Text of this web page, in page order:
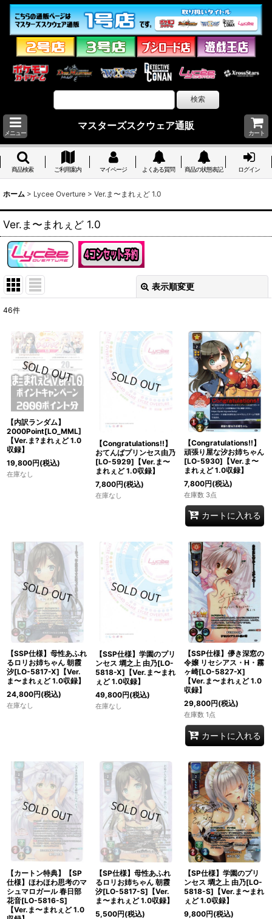
メニュー
マスターズスクウェア通販
カート
商品検索 ご利用案内 マイページ よくある質問 商品の状態表記 ログイン
ホーム > Lycee Overture > Ver.ま〜まれぇど 1.0
Ver.ま〜まれぇど 1.0
表示順変更
在庫あり
並び順:
絞り込む
46件
【内訳ランダム】
2000Point[LO_MML]
【Ver.ま?まれぇど 1.0
収録】
19,800円(税込)
在庫なし
【Congratulations!!】
おてんばプリンセス由乃
[LO-5929]【Ver.ま〜
まれぇど 1.0収録】
7,800円(税込)
在庫なし
【Congratulations!!】
頑張り屋な汐お姉ちゃん
[LO-5930]【Ver.ま〜
まれぇど 1.0収録】
7,800円(税込)
在庫数 3点
カートに入れる
【SSP仕様】母性あふれ
るロリお姉ちゃん 朝霞
汐[LO-5817-X]【Ver.
ま〜まれぇど 1.0収録】
24,800円(税込)
在庫なし
【SSP仕様】学園のプリ
ンセス 墹之上 由乃[LO-
5818-X]【Ver.ま〜まれ
ぇど 1.0収録】
49,800円(税込)
在庫なし
【SSP仕様】儚き深窓の
令嬢 リセシアス・H・霧
ヶ崎[LO-5827-X]
【Ver.ま〜まれぇど 1.0
収録】
29,800円(税込)
在庫数 1点
カートに入れる
【カートン特典】【SP
仕様】ほわほわ思考のマ
シュマロガール 春日部
花音[LO-5816-S]
【Ver.ま〜まれぇど 1.0
【SP仕様】母性あふれ
るロリお姉ちゃん 朝霞
汐[LO-5817-S]【Ver.
ま〜まれぇど 1.0収録】
5,500円(税込)
【SP仕様】学園のプリ
ンセス 墹之上 由乃[LO-
5818-S]【Ver.ま〜まれ
ぇど 1.0収録】
9,800円(税込)